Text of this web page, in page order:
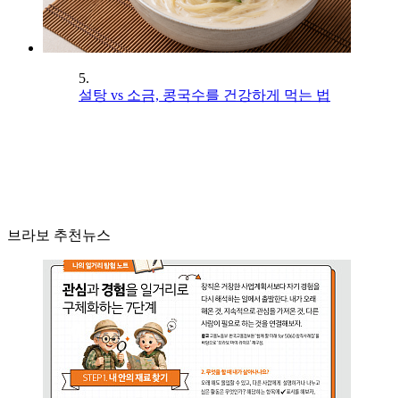
5.
설탕 vs 소금, 콩국수를 건강하게 먹는 법
브라보 추천뉴스